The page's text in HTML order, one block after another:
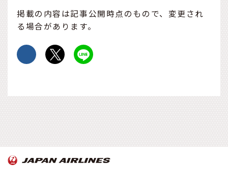
掲載の内容は記事公開時点のもので、変更され
る場合があります。